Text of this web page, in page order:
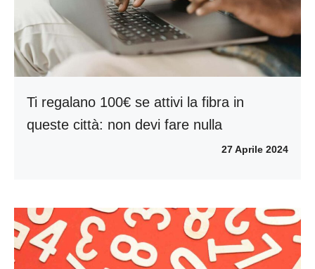
Ti regalano 100€ se attivi la fibra in
queste città: non devi fare nulla
27 Aprile 2024